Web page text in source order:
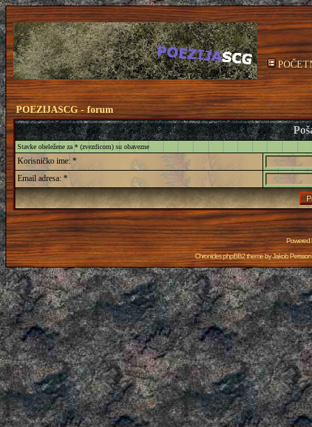
POEZIJASCG - forum
Stavke obeležene za * (zvezdicom) su obavezne
Korisničko ime: *
Email adresa: *
Powered
Chronicles phpBB2 theme byJakob Persson